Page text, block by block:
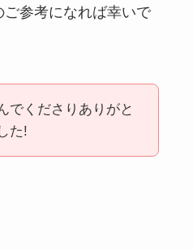
参考になれば幸いで
でくださりありがと
た!